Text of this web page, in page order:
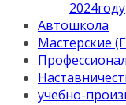
2024году
Автошкола
Мастерские
учебно-